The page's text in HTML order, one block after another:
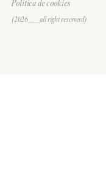
Política de cookies
(2026___all right reserverd)